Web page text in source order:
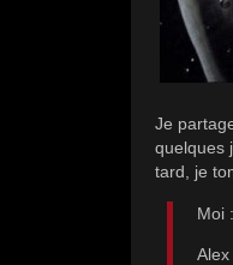
Je
quelques
tard, je
Moi